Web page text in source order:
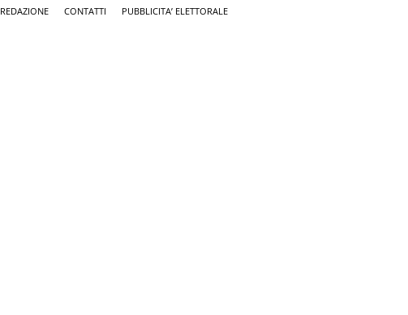
REDAZIONE CONTATTI PUBBLICITA’ ELETTORALE